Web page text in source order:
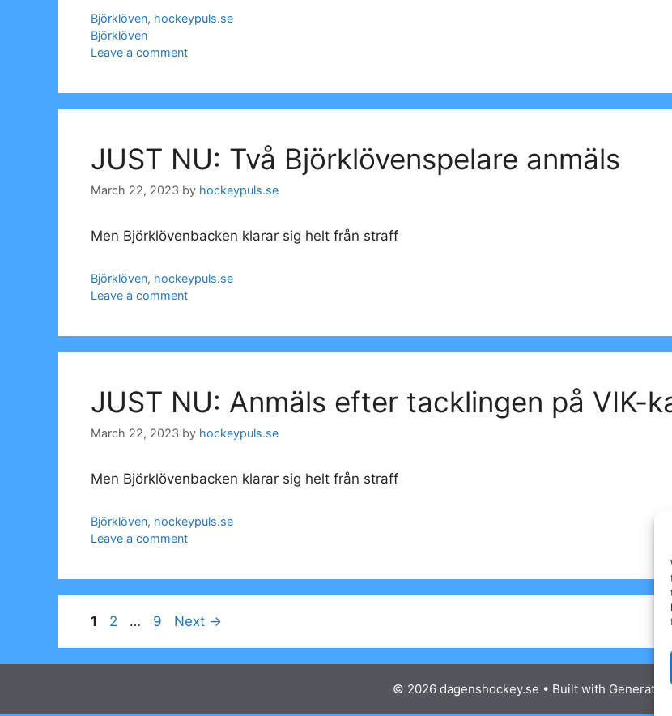
Categories
Björklöven, hockeypuls.se
Tags
Björklöven
Leave a comment
JUST NU: Två Björklövenspelare anmäls
March 22, 2023 by hockeypuls.se
Men Björklövenbacken klarar sig helt från straff
Categories
Björklöven, hockeypuls.se
Leave a comment
JUST NU: Anmäls efter tacklingen på VIK-
March 22, 2023 by hockeypuls.se
Men Björklövenbacken klarar sig helt från straff
Categories
Björklöven, hockeypuls.se
Leave a comment
Page
1 Page
2 … Page
9 Next →
© 2026 dagenshockey.se • Built with